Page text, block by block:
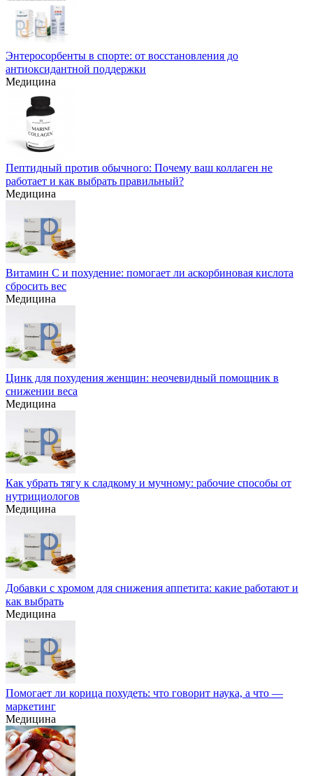
Энтеросорбенты в спорте: от восстановления до
антиоксидантной поддержки
Медицина
Пептидный против обычного: Почему ваш коллаген не
работает и как выбрать правильный?
Медицина
Витамин С и похудение: помогает ли аскорбиновая кислота
сбросить вес
Медицина
Цинк для похудения женщин: неочевидный помощник в
снижении веса
Медицина
Как убрать тягу к сладкому и мучному: рабочие способы от
нутрициологов
Медицина
Добавки с хромом для снижения аппетита: какие работают и
как выбрать
Медицина
Помогает ли корица похудеть: что говорит наука, а что —
маркетинг
Медицина